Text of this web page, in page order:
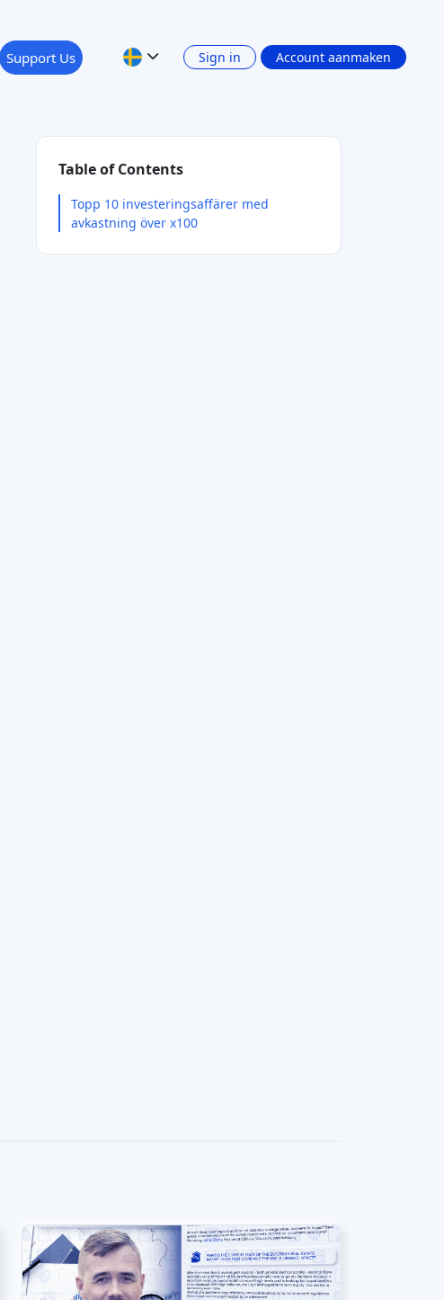
Support Us Sign in Account aanmaken
Table of Contents
Topp 10 investeringsaffärer med
avkastning över x100